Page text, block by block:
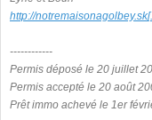
http://notremaisonagolbey.sk
------------
Permis déposé le 20 juillet
Permis accepté le 20 août
Prêt immo achevé le 1er